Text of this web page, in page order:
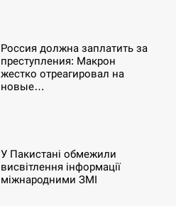
Россия должна заплатить за
преступления: Макрон
жестко отреагировал на
новые…
У Пакистані обмежили
висвітлення інформації
міжнародними ЗМІ